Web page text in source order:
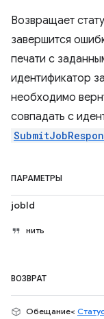
Возвращает
завершится
печати с
идентификатор
необходимо
совпадать с
ПАРАМЕТРЫ
jobId
нить
ВОЗВРАТ
Обещание<